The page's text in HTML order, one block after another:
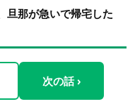
旦那が急いで帰宅した
次の話 ›